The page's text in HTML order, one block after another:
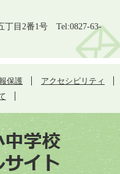
丁目2番1号 Tel:0827-63-
保護
アクセシビリティ